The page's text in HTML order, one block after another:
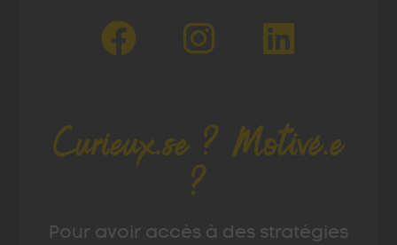
Curieux.se ? Motivé.e
?
Pour avoir accès à des stratégies